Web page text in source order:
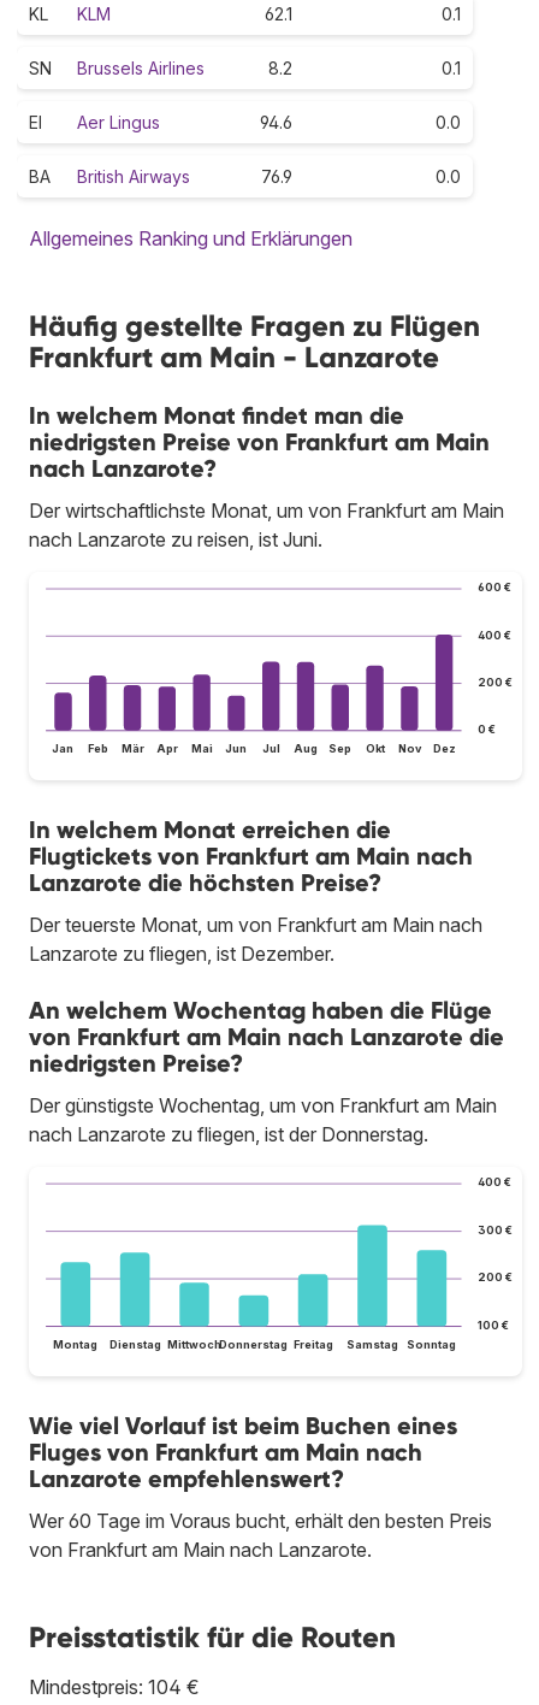
KL KLM 62.1 0.1
SN Brussels Airlines 8.2 0.1
EI Aer Lingus 94.6 0.0
BA British Airways 76.9 0.0
Allgemeines Ranking und Erklärungen
Häufig gestellte Fragen zu Flügen
Frankfurt am Main - Lanzarote
In welchem Monat findet man die
niedrigsten Preise von Frankfurt am Main
nach Lanzarote?
Der wirtschaftlichste Monat, um von Frankfurt am Main
nach Lanzarote zu reisen, ist Juni.
0 €
200 €
400 €
600 €
Jan Feb Mär Apr Mai Jun Jul Aug Sep Okt Nov Dez
In welchem Monat erreichen die
Flugtickets von Frankfurt am Main nach
Lanzarote die höchsten Preise?
Der teuerste Monat, um von Frankfurt am Main nach
Lanzarote zu fliegen, ist Dezember.
An welchem Wochentag haben die Flüge
von Frankfurt am Main nach Lanzarote die
niedrigsten Preise?
Der günstigste Wochentag, um von Frankfurt am Main
nach Lanzarote zu fliegen, ist der Donnerstag.
100 €
200 €
300 €
400 €
Montag Dienstag MittwochDonnerstag Freitag Samstag Sonntag
Wie viel Vorlauf ist beim Buchen eines
Fluges von Frankfurt am Main nach
Lanzarote empfehlenswert?
Wer 60 Tage im Voraus bucht, erhält den besten Preis
von Frankfurt am Main nach Lanzarote.
Preisstatistik für die Routen
Mindestpreis: 104 €